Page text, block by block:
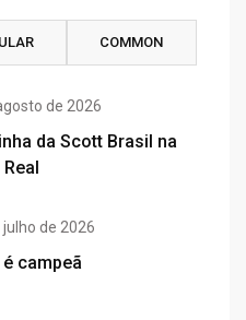
COMMON
de 2026
da Scott Brasil na
julho de 2026
campeã